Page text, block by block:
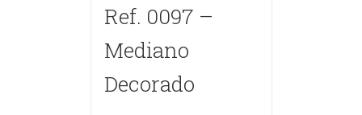
Ref. 0097 –
Mediano
Decorado